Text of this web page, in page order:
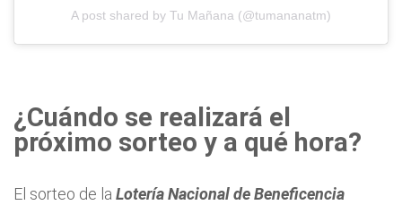
A post shared by Tu Mañana (@tumananatm)
¿Cuándo se realizará el
próximo sorteo y a qué hora?
El sorteo de la Lotería Nacional de Beneficencia